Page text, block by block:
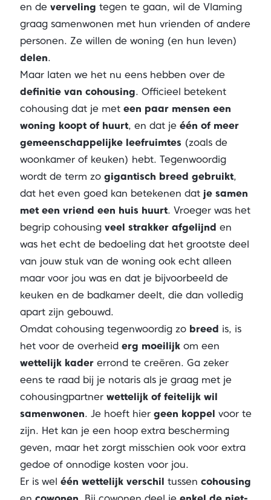
en de verveling tegen te gaan, wil de Vlaming
graag samenwonen met hun vrienden of andere
personen. Ze willen de woning (en hun leven)
delen.
Maar laten we het nu eens hebben over de
definitie van cohousing. Officieel betekent
cohousing dat je met een paar mensen een
woning koopt of huurt, en dat je één of meer
gemeenschappelijke leefruimtes(zoals de
woonkamer of keuken) hebt. Tegenwoordig
wordt de term zo gigantisch breed gebruikt,
dat het even goed kan betekenen dat je samen
met een vriend een huis huurt. Vroeger was het
begrip cohousing veel strakker afgelijnd en
was het echt de bedoeling dat het grootste deel
van jouw stuk van de woning ook echt alleen
maar voor jou was en dat je bijvoorbeeld de
keuken en de badkamer deelt, die dan volledig
apart zijn gebouwd.
Omdat cohousing tegenwoordig zo breed is, is
het voor de overheid erg moeilijkom een
wettelijk kadererrond te creëren. Ga zeker
eens te raad bij je notaris als je graag met je
cohousingpartner wettelijk of feitelijk wil
samenwonen. Je hoeft hier geen koppel voor te
zijn. Het kan je een hoop extra bescherming
geven, maar het zorgt misschien ook voor extra
gedoe of onnodige kosten voor jou.
Er is wel één wettelijk verschil tussen cohousing